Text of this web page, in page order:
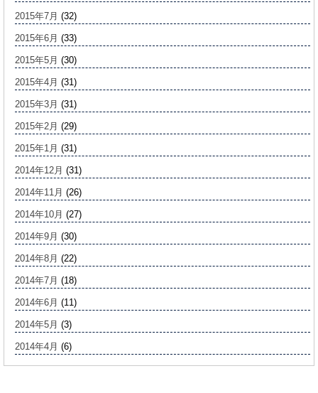
2015年7月 (32)
2015年6月 (33)
2015年5月 (30)
2015年4月 (31)
2015年3月 (31)
2015年2月 (29)
2015年1月 (31)
2014年12月 (31)
2014年11月 (26)
2014年10月 (27)
2014年9月 (30)
2014年8月 (22)
2014年7月 (18)
2014年6月 (11)
2014年5月 (3)
2014年4月 (6)